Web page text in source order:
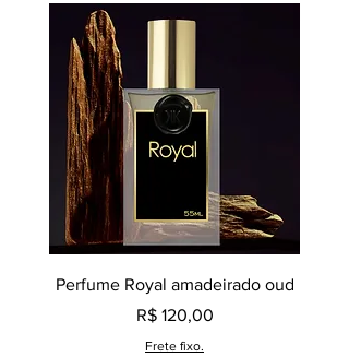
Perfume Royal amadeirado oud
Preço
R$ 120,00
Frete fixo.